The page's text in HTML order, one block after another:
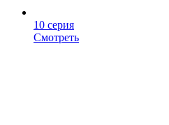
10 серия
Смотреть